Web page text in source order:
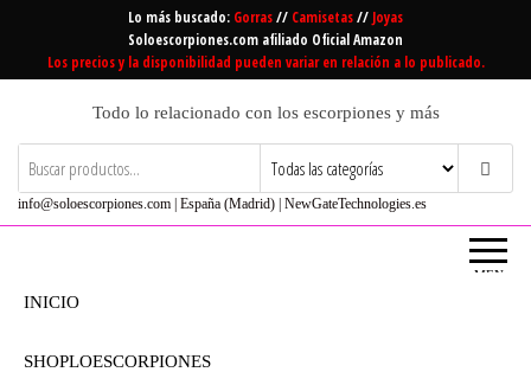
contenido
Lo más buscado: Gorras// Camisetas// Joyas
Soloescorpiones.com afiliado Oficial Amazon
Los precios y la disponibilidad pueden variar en relación a lo publicado.
Todo lo relacionado con los escorpiones y más
info@soloescorpiones.com | España (Madrid) | NewGateTechnologies.es
MEN
INICIO
SHOPLOESCORPIONES